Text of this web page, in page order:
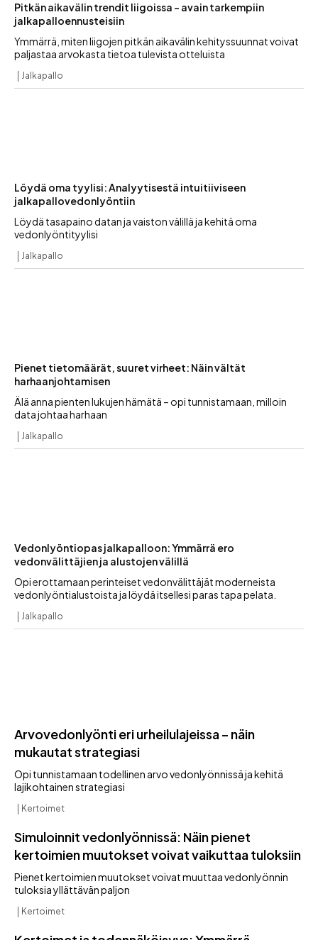
Pitkän aikavälin trendit liigoissa – avain tarkempiin
jalkapalloennusteisiin
Ymmärrä, miten liigojen pitkän aikavälin kehityssuunnat voivat
paljastaa arvokasta tietoa tulevista otteluista
Jalkapallo
Löydä oma tyylisi: Analyytisestä intuitiiviseen
jalkapallovedonlyöntiin
Löydä tasapaino datan ja vaiston välillä ja kehitä oma
vedonlyöntityylisi
Jalkapallo
Pienet tietomäärät, suuret virheet: Näin vältät
harhaanjohtamisen
Älä anna pienten lukujen hämätä – opi tunnistamaan, milloin
data johtaa harhaan
Jalkapallo
Vedonlyöntiopas jalkapalloon: Ymmärrä ero
vedonvälittäjien ja alustojen välillä
Opi erottamaan perinteiset vedonvälittäjät moderneista
vedonlyöntialustoista ja löydä itsellesi paras tapa pelata.
Jalkapallo
Arvovedonlyönti eri urheilulajeissa – näin
mukautat strategiasi
Opi tunnistamaan todellinen arvo vedonlyönnissä ja kehitä
lajikohtainen strategiasi
Kertoimet
Simuloinnit vedonlyönnissä: Näin pienet
kertoimien muutokset voivat vaikuttaa tuloksiin
Pienet kertoimien muutokset voivat muuttaa vedonlyönnin
tuloksia yllättävän paljon
Kertoimet